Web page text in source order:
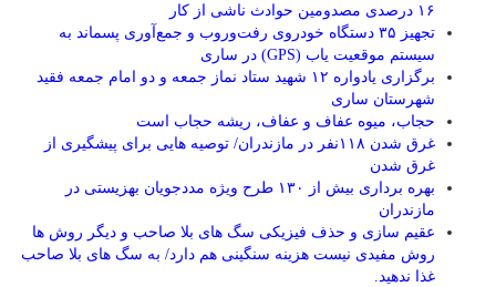
۱۶ درصدی مصدومین حوادث ناشی از کار
تجهیز ۳۵ دستگاه خودروی رفت‌وروب و جمع‌آوری پسماند به
سیستم موقعیت یاب (GPS) در ساری
برگزاری یادواره ۱۲ شهید ستاد نماز جمعه و دو امام جمعه فقید
شهرستان ساری
حجاب، میوه عفاف و عفاف، ریشه حجاب است
غرق شدن ۱۱۸نفر در مازندران/ توصيه هايی برای پيشگيری از
غرق شدن
بهره برداری بیش از ۱۳۰ طرح ویژه مددجویان بهزیستی در
مازندران
عقیم سازی و حذف فیزیکی سگ های بلا صاحب و دیگر روش ها
روش مفیدی نیست هزینه سنگینی هم دارد/ به سگ های بلا صاحب
غذا ندهید.